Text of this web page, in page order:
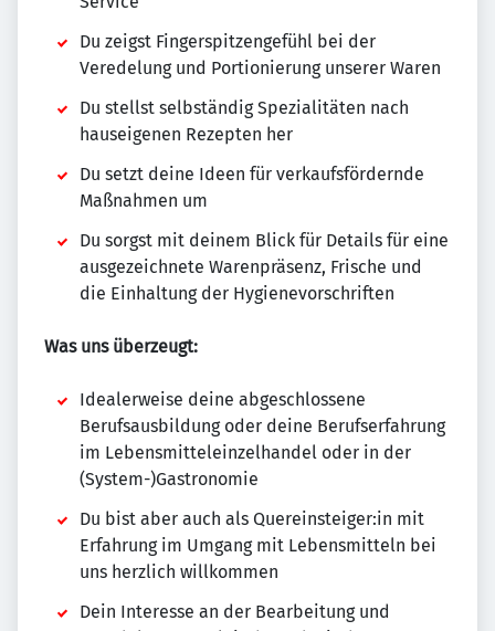
Du zeigst Fingerspitzengefühl bei der
Veredelung und Portionierung unserer Waren
Du stellst selbständig Spezialitäten nach
hauseigenen Rezepten her
Du setzt deine Ideen für verkaufsfördernde
Maßnahmen um
Du sorgst mit deinem Blick für Details für eine
ausgezeichnete Warenpräsenz, Frische und
die Einhaltung der Hygienevorschriften
Was uns überzeugt:
Idealerweise deine abgeschlossene
Berufsausbildung oder deine Berufserfahrung
im Lebensmitteleinzelhandel oder in der
(System-)Gastronomie
Du bist aber auch als Quereinsteiger:in mit
Erfahrung im Umgang mit Lebensmitteln bei
uns herzlich willkommen
Dein Interesse an der Bearbeitung und